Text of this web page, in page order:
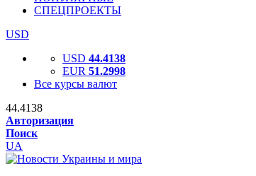
СПЕЦПРОЕКТЫ
USD
USD 44.4138
EUR 51.2998
Все курсы валют
44.4138
Авторизация
Поиск
UA